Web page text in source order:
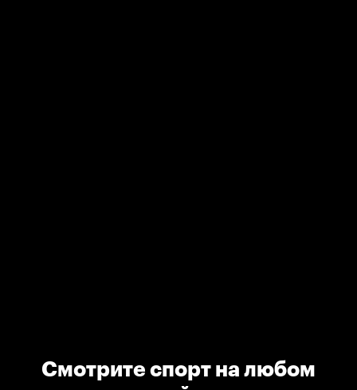
Смотрите спорт на любом